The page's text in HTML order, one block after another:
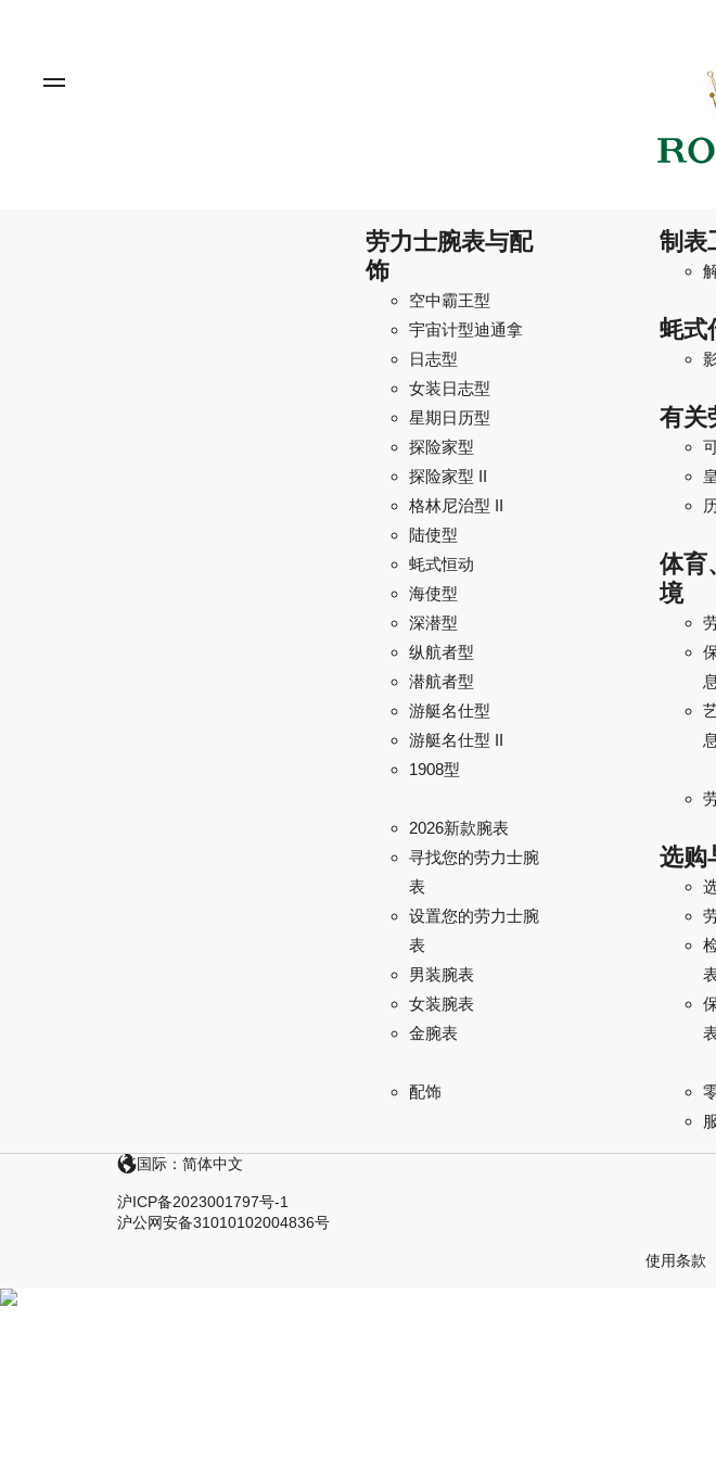
劳力士腕表与配
饰
空中霸王型
宇宙计型迪通拿
日志型
女装日志型
星期日历型
探险家型
探险家型 II
格林尼治型 II
陆使型
蚝式恒动
海使型
深潜型
纵航者型
潜航者型
游艇名仕型
游艇名仕型 II
1908型
2026新款腕表
寻找您的劳力士腕
表
设置您的劳力士腕
表
男装腕表
女装腕表
金腕表
配饰
制表
蚝式
有关
体育
境
息
息
选购
国际：简体中文
沪ICP备2023001797号-1
沪公网安备31010102004836号
使用条款